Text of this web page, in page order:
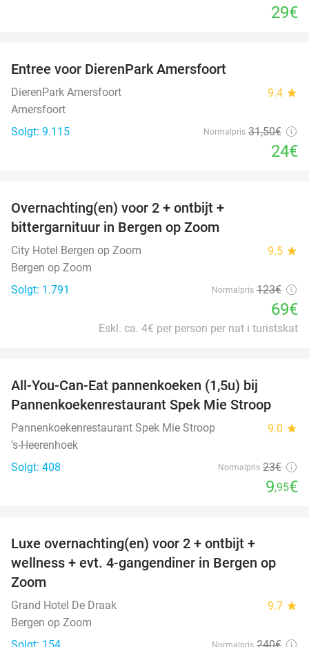
29€
Entree voor DierenPark Amersfoort
DierenPark Amersfoort 9.4 star
Amersfoort
Solgt: 9.115
Normalpris 31,50€
24€
Overnachting(en) voor 2 + ontbijt +
bittergarnituur in Bergen op Zoom
City Hotel Bergen op Zoom 9.5 star
Bergen op Zoom
Solgt: 1.791
Normalpris 123€
69€
Eskl. ca. 4€ per person per nat i turistskat
All-You-Can-Eat pannenkoeken (1,5u) bij
Pannenkoekenrestaurant Spek Mie Stroop
Pannenkoekenrestaurant Spek Mie Stroop 9.0 star
's-Heerenhoek
Solgt: 408
Normalpris 23€
9,95€
Luxe overnachting(en) voor 2 + ontbijt +
wellness + evt. 4-gangendiner in Bergen op
Zoom
Grand Hotel De Draak 9.7 star
Bergen op Zoom
Solgt: 154
Normalpris 240€